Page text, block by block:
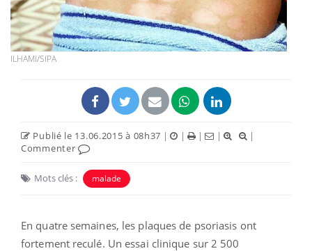
ILHAMI/SIPA
Publié le 13.06.2015 à 08h37 | | | |
|
Commenter
Mots clés : malade
En quatre semaines, les plaques de psoriasis ont
fortement reculé. Un essai clinique sur 2 500